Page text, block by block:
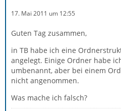
17. Mai 2011 um 12:55
Guten Tag zusammen,
in TB habe ich eine
angelegt. Einige Ordner habe
umbenannt, aber bei einem
nicht angenommen.
Was mache ich falsch?